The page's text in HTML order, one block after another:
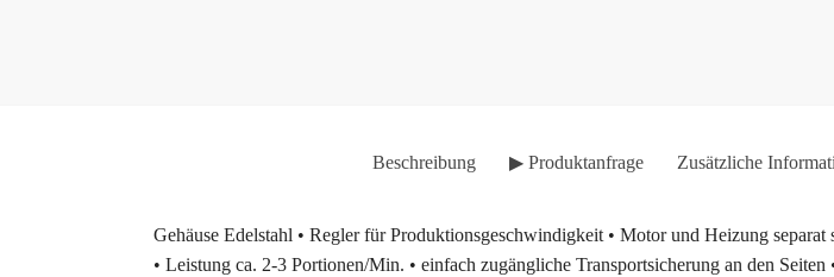
Beschreibung ▶ Produktanfrage Zusätzliche
Gehäuse Edelstahl • Regler für Produktionsgeschwindigkeit • Motor und Heizung
• Leistung ca. 2-3 Portionen/Min. • einfach zugängliche Transportsicherung an den